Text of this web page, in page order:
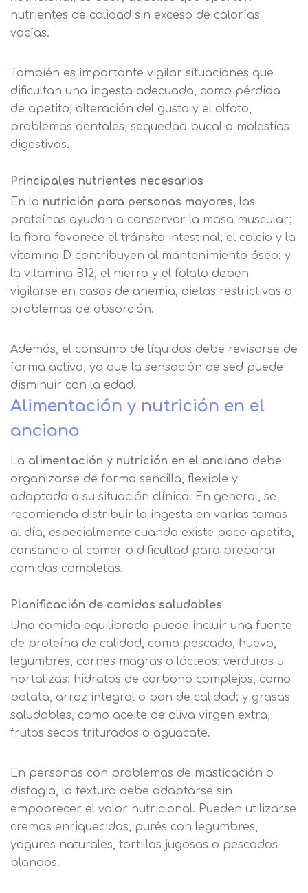
nutrientes de calidad sin exceso de calorías
vacías.
También es importante vigilar situaciones que
dificultan una ingesta adecuada, como pérdida
de apetito, alteración del gusto y el olfato,
problemas dentales, sequedad bucal o molestias
digestivas.
Principales nutrientes necesarios
En la nutrición para personas mayores, las
proteínas ayudan a conservar la masa muscular;
la fibra favorece el tránsito intestinal; el calcio y la
vitamina D contribuyen al mantenimiento óseo; y
la vitamina B12, el hierro y el folato deben
vigilarse en casos de anemia, dietas restrictivas o
problemas de absorción.
Además, el consumo de líquidos debe revisarse de
forma activa, ya que la sensación de sed puede
disminuir con la edad.
Alimentación y nutrición en el
anciano
La alimentación y nutrición en el anciano debe
organizarse de forma sencilla, flexible y
adaptada a su situación clínica. En general, se
recomienda distribuir la ingesta en varias tomas
al día, especialmente cuando existe poco apetito,
cansancio al comer o dificultad para preparar
comidas completas.
Planificación de comidas saludables
Una comida equilibrada puede incluir una fuente
de proteína de calidad, como pescado, huevo,
legumbres, carnes magras o lácteos; verduras u
hortalizas; hidratos de carbono complejos, como
patata, arroz integral o pan de calidad; y grasas
saludables, como aceite de oliva virgen extra,
frutos secos triturados o aguacate.
En personas con problemas de masticación o
disfagia, la textura debe adaptarse sin
empobrecer el valor nutricional. Pueden utilizarse
cremas enriquecidas, purés con legumbres,
yogures naturales, tortillas jugosas o pescados
blandos.